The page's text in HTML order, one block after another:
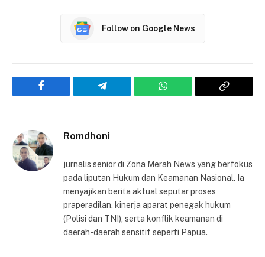
Follow on Google News
Facebook Telegram WhatsApp
Copy
Romdhoni
jurnalis senior di Zona Merah News yang berfokus
pada liputan Hukum dan Keamanan Nasional. Ia
menyajikan berita aktual seputar proses
praperadilan, kinerja aparat penegak hukum
(Polisi dan TNI), serta konflik keamanan di
daerah-daerah sensitif seperti Papua.